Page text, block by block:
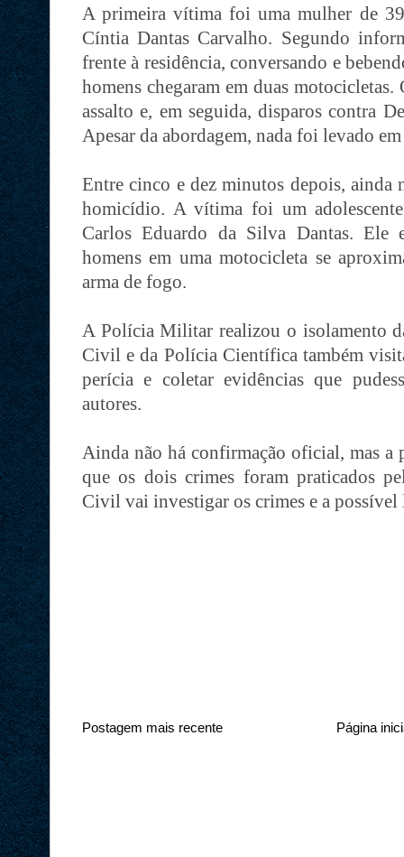
A primeira vítima foi uma mulher de
Cíntia Dantas Carvalho. Segundo
frente à residência, conversando e
homens chegaram em duas
assalto e, em seguida, disparos contra
Apesar da abordagem, nada foi levado
Entre cinco e dez minutos depois, ainda
homicídio. A vítima foi um
Carlos Eduardo da Silva Dantas. Ele
homens em uma motocicleta se
arma de fogo.
A Polícia Militar realizou o isolamento
Civil e da Polícia Científica também
perícia e coletar evidências que
autores.
Ainda não há confirmação oficial, mas a
que os dois crimes foram praticados
Civil vai investigar os crimes e a
Postagem mais recente Página